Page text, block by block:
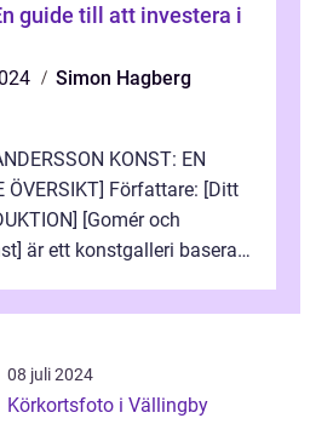
guide till att investera i
Simon Hagberg
KONST: EN
ÖVERSIKT] Författare: [Ditt
[Gomér och
är ett konstgalleri baserat
08 juli 2024
Körkortsfoto i Vällingby